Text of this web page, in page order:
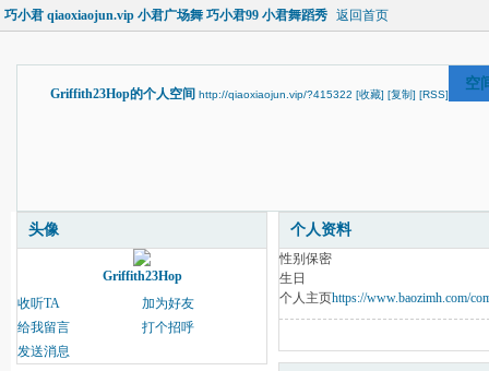
巧小君 qiaoxiaojun.vip 小君广场舞 巧小君99 小君舞蹈秀 返回首页
Griffith23Hop的个人空间 http://qiaoxiaojun.vip/?415322 [收藏] [复制] [RSS]
空
头像
Griffith23Hop
收听TA
加为好友
给我留言
打个招呼
发送消息
个人资料
性别 保密
生日
个人主页https://www.baozimh.com/